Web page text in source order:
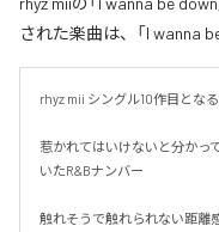
された楽曲は、「I wanna
rhyz mii シングル10作目とな
惹かれてはいけないと分かっ
いたR&Bナンバー
触れそうで触れられない距離